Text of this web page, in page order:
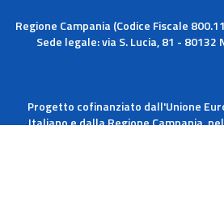
Regione Campania (Codice Fiscale
Sede legale: via S. Lucia, 81 - 80132
Progetto cofinanziato dall'Unione
Italiano e dalla Regione Campania,